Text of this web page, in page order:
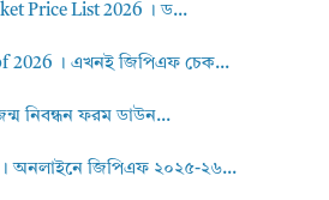
Price List 2026 । ড...
2026 । এখনই জিপিএফ চেক...
নিবন্ধন ফরম ডাউন...
অনলাইনে জিপিএফ ২০২৫-২৬...